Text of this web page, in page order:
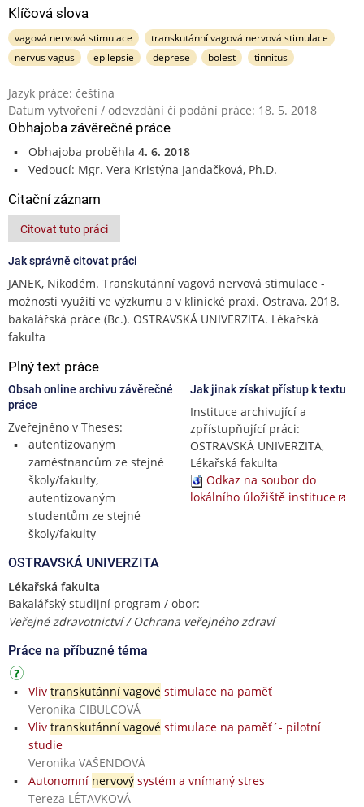
Klíčová slova
vagová nervová stimulace
transkutánní vagová nervová stimulace
nervus vagus
epilepsie deprese bolest tinnitus
Jazyk práce: čeština
Datum vytvoření / odevzdání či podání práce: 18. 5. 2018
Obhajoba závěrečné práce
Obhajoba proběhla 4. 6. 2018
Vedoucí: Mgr. Vera Kristýna Jandačková, Ph.D.
Citační záznam
Citovat tuto práci
Jak správně citovat práci
JANEK, Nikodém. Transkutánní vagová nervová stimulace -
možnosti využití ve výzkumu a v klinické praxi. Ostrava, 2018.
bakalářská práce (Bc.). OSTRAVSKÁ UNIVERZITA. Lékařská
fakulta
Plný text práce
Obsah online archivu závěrečné
práce
Zveřejněno v Theses:
autentizovaným
zaměstnancům ze stejné
školy/fakulty,
autentizovaným
studentům ze stejné
školy/fakulty
Jak jinak získat přístup k textu
Instituce archivující a
zpřístupňující práci:
OSTRAVSKÁ UNIVERZITA,
Lékařská fakulta
Odkaz na soubor do
lokálního úložiště instituce
OSTRAVSKÁ UNIVERZITA
Lékařská fakulta
Bakalářský studijní program / obor:
Veřejné zdravotnictví / Ochrana veřejného zdraví
Práce na příbuzné téma
Vliv transkutánní vagovéstimulace na paměť
Veronika CIBULCOVÁ
Vliv transkutánní vagovéstimulace na paměť´- pilotní
studie
Veronika VAŠENDOVÁ
Autonomní nervovýsystém a vnímaný stres
Tereza LÉTAVKOVÁ